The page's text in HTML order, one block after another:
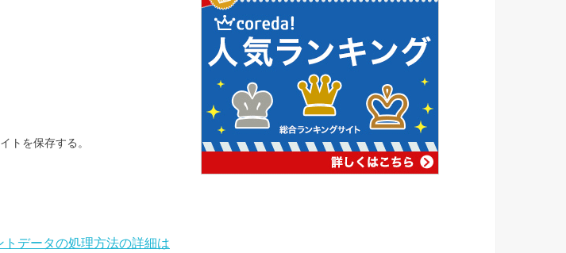
トを保存する。
トデータの処理方法の詳細は